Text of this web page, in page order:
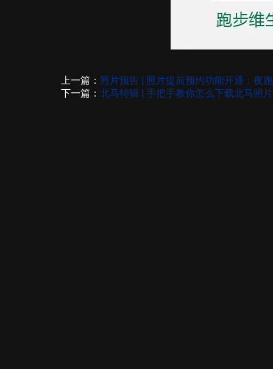
上一篇： 照片预告 | 照片提前预约功能开通：夜
下一篇： 北马特辑 | 手把手教你怎么下载北马照片